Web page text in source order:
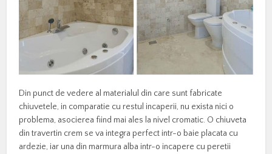
Din punct de vedere al materialul din care sunt fabricate
chiuvetele, in comparatie cu restul incaperii, nu exista nici o
problema, asocierea fiind mai ales la nivel cromatic. O chiuveta
din travertin crem se va integra perfect intr-o baie placata cu
ardezie, iar una din marmura alba intr-o incapere cu peretii